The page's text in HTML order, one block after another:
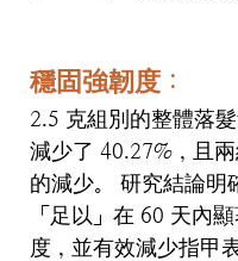
穩固強韌度 ：
2.5 克組別的整體落
減少了 40.27% ，且
的減少。 研究結論明
「足以」在 60 天內
度，並有效減少指甲